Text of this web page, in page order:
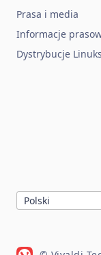
Prasa i media
Informacje
Dystrybucje